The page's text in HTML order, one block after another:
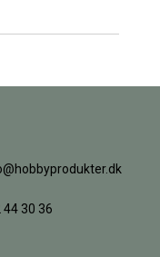
44 30 36